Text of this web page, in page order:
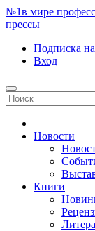
№1в мире
прессы
Подписка
Вход
Новости
Книги